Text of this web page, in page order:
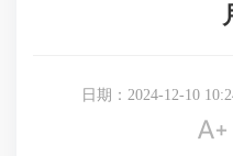
日期：2024-12-10
